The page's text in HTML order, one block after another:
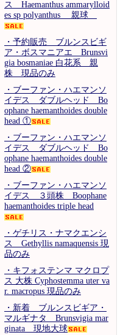
ス Haemanthus ammarylloid
es sp polyanthus 親球
・予約販売 ブルンスビギ
ア・ボスマニアエ Brunsvi
gia bosmaniae 白花系 親
株 現品のみ
・ブーファン・ハエマンソ
イデス ダブルヘッド Bo
ophane haemanthoides double
head ①
・ブーファン・ハエマンソ
イデス ダブルヘッド Bo
ophane haemanthoides double
head ②
・ブーファン・ハエマンソ
イデス ３頭株 Boophane
haemanthoides triple head
・ゲチリス・ナマクエンシ
ス Gethyllis namaquensis 現
品のみ
・キフォステンマ マクロプ
ス 大株 Cyphostemma uter va
r. macropus 現品のみ
・新着 ブルンスビギア・
マルギナタ Brunsvigia mar
ginata 現地大球